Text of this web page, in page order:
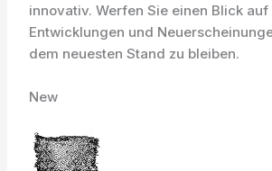
innovativ. Werfen Sie einen Blick
Entwicklungen und
dem neuesten Stand zu bleiben.
New